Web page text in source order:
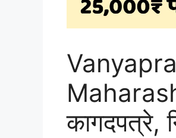
कागदपत्रे,